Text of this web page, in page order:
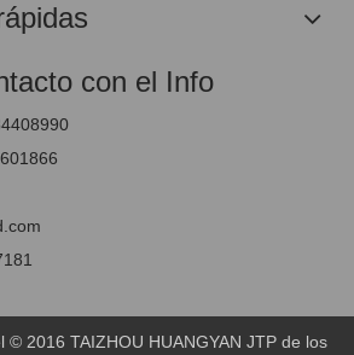
con el Info
© 2016 TAIZHOU HUANGYAN JTP de los